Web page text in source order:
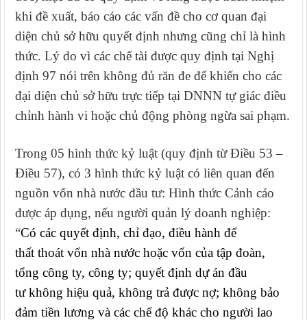
khi đề xuất, báo cáo các vấn đề cho cơ quan đại
diện chủ sở hữu quyết định nhưng cũng chỉ là hình
thức. Lý do vì các chế tài được quy định tại Nghị
định 97 nói trên không đủ răn đe để khiến cho các
đại diện chủ sở hữu trực tiếp tại DNNN tự giác điều
chỉnh hành vi hoặc chủ động phòng ngừa sai phạm.
Trong 05 hình thức kỷ luật (quy định từ Điều 53 –
Điều 57), có 3 hình thức kỷ luật có liên quan đến
nguồn vốn nhà nước đầu tư: Hình thức Cảnh cáo
được áp dụng, nếu người quản lý doanh nghiệp:
“Có các quyết định, chỉ đạo, điều hành để
thất thoát vốn nhà nước hoặc vốn của tập đoàn,
tổng công ty, công ty; quyết định dự án đầu
tư không hiệu quả, không trả được nợ; không bảo
đảm tiền lương và các chế độ khác cho người lao